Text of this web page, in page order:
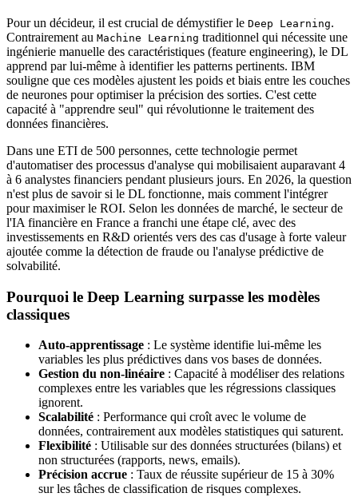
Pour un décideur, il est crucial de démystifier le Deep Learning.
Contrairement au Machine Learning traditionnel qui nécessite une
ingénierie manuelle des caractéristiques (feature engineering), le DL
apprend par lui-même à identifier les patterns pertinents. IBM
souligne que ces modèles ajustent les poids et biais entre les couches
de neurones pour optimiser la précision des sorties. C'est cette
capacité à "apprendre seul" qui révolutionne le traitement des
données financières.
Dans une ETI de 500 personnes, cette technologie permet
d'automatiser des processus d'analyse qui mobilisaient auparavant 4
à 6 analystes financiers pendant plusieurs jours. En 2026, la question
n'est plus de savoir si le DL fonctionne, mais comment l'intégrer
pour maximiser le ROI. Selon les données de marché, le secteur de
l'IA financière en France a franchi une étape clé, avec des
investissements en R&D orientés vers des cas d'usage à forte valeur
ajoutée comme la détection de fraude ou l'analyse prédictive de
solvabilité.
Pourquoi le Deep Learning surpasse les modèles
classiques
Auto-apprentissage : Le système identifie lui-même les
variables les plus prédictives dans vos bases de données.
Gestion du non-linéaire : Capacité à modéliser des relations
complexes entre les variables que les régressions classiques
ignorent.
Scalabilité : Performance qui croît avec le volume de
données, contrairement aux modèles statistiques qui saturent.
Flexibilité : Utilisable sur des données structurées (bilans) et
non structurées (rapports, news, emails).
Précision accrue : Taux de réussite supérieur de 15 à 30%
sur les tâches de classification de risques complexes.